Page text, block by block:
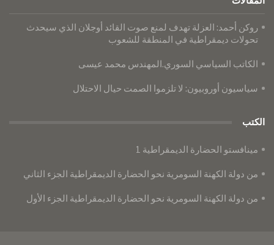
روكن أحمد: العزلة تهدف لمنع صوت القائد أوجلان الذي سيحدث
تحولات ديمقراطية في المنطقة للشعوب
الكاتب السياسي السوري.المهندس محمد عيسى
سياسيون أوروبيون: لا تلزموا الصمت حيال الاحتلال
الكتب
مينافستو الحضارة الديمقراطية 1
من دولة الكهنة السومرية نحو الحضارة الديمقراطية الجزء الثاني
من دولة الكهنة السومرية نحو الحضارة الديمقراطية الجزء الأول